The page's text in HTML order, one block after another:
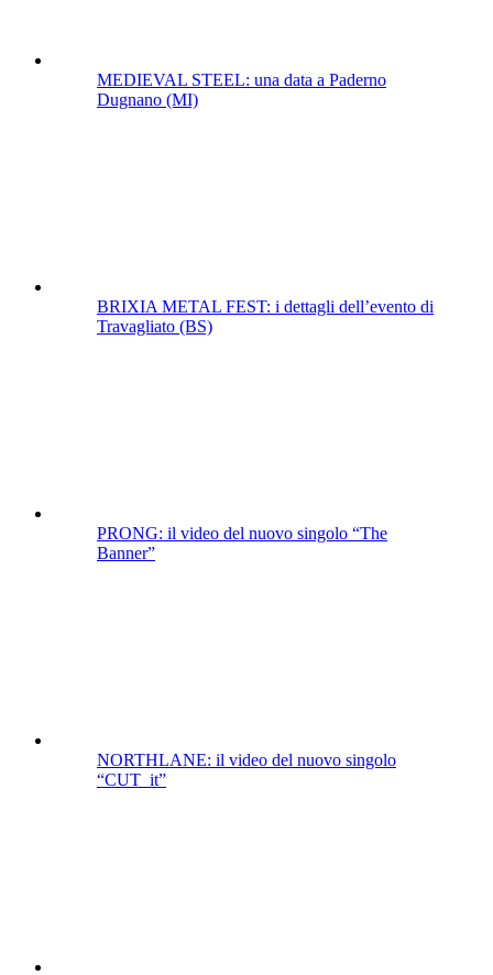
MEDIEVAL STEEL: una data a Paderno
Dugnano (MI)
BRIXIA METAL FEST: i dettagli dell’evento di
Travagliato (BS)
PRONG: il video del nuovo singolo “The
Banner”
NORTHLANE: il video del nuovo singolo
“CUT_it”